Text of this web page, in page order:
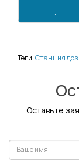
Теги:Станция
Оставьте